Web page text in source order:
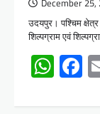
December 25,
उदयपुर। पश्चिम
शिल्पग्राम एवं